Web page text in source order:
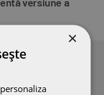
(DoP)
×